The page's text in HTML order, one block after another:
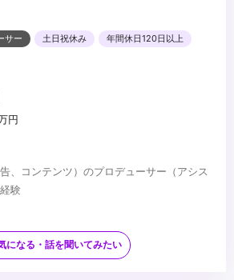
サー 土日祝休み
年間休日120日以上
円
、コンテンツ）のプロデューサー（アシス
験
ンでプロデューサーやプロダクションマ
になる・話を聞いてみたい